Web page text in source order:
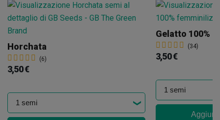
Horchata
(6)
3,50 €
Gelatto 100%
(34)
3,50 €